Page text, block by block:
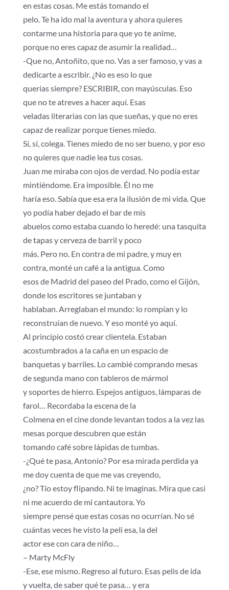
en estas cosas. Me estás tomando el
pelo. Te ha ido mal la aventura y ahora quieres
contarme una historia para que yo te anime,
porque no eres capaz de asumir la realidad…
-Que no, Antoñito, que no. Vas a ser famoso, y vas a
dedicarte a escribir. ¿No es eso lo que
querías siempre? ESCRIBIR, con mayúsculas. Eso
que no te atreves a hacer aquí. Esas
veladas literarias con las que sueñas, y que no eres
capaz de realizar porque tienes miedo.
Sí, sí, colega. Tienes miedo de no ser bueno, y por eso
no quieres que nadie lea tus cosas.
Juan me miraba con ojos de verdad. No podía estar
mintiéndome. Era imposible. Él no me
haría eso. Sabía que esa era la ilusión de mi vida. Que
yo podía haber dejado el bar de mis
abuelos como estaba cuando lo heredé: una tasquita
de tapas y cerveza de barril y poco
más. Pero no. En contra de mi padre, y muy en
contra, monté un café a la antigua. Como
esos de Madrid del paseo del Prado, como el Gijón,
donde los escritores se juntaban y
hablaban. Arreglaban el mundo: lo rompían y lo
reconstruían de nuevo. Y eso monté yo aquí.
Al principio costó crear clientela. Estaban
acostumbrados a la caña en un espacio de
banquetas y barriles. Lo cambié comprando mesas
de segunda mano con tableros de mármol
y soportes de hierro. Espejos antiguos, lámparas de
farol… Recordaba la escena de la
Colmena en el cine donde levantan todos a la vez las
mesas porque descubren que están
tomando café sobre lápidas de tumbas.
-¿Qué te pasa, Antonio? Por esa mirada perdida ya
me doy cuenta de que me vas creyendo,
¿no? Tío estoy flipando. Ni te imaginas. Mira que casi
ni me acuerdo de mi cantautora. Yo
siempre pensé que estas cosas no ocurrían. No sé
cuántas veces he visto la peli esa, la del
actor ese con cara de niño…
– Marty McFly
-Ese, ese mismo. Regreso al futuro. Esas pelis de ida
y vuelta, de saber qué te pasa… y era